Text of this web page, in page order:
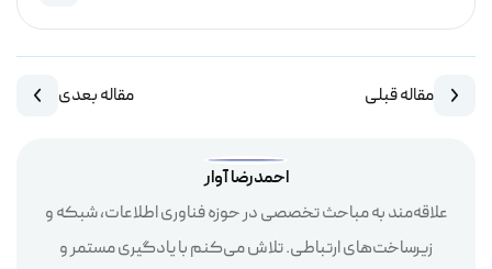
مقاله قبلی مقاله بعدی
احمدرضا آوار
علاقه‌مند به مباحث تخصصی در حوزه فناوری اطلاعات، شبکه و
زیرساخت‌های ارتباطی. تلاش می‌کنم با یادگیری مستمر و